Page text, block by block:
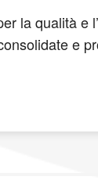
la qualità e
e